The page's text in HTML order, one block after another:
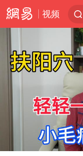
视频
Play
00:00